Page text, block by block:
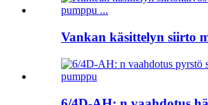
Vankan käsittelyn siirto